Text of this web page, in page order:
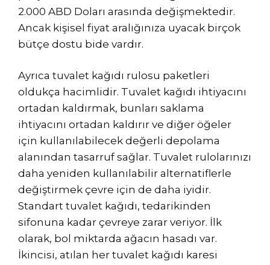
2.000 ABD Doları arasında değişmektedir.
Ancak kişisel fiyat aralığınıza uyacak birçok
bütçe dostu bide vardır.
Ayrıca tuvalet kağıdı rulosu paketleri
oldukça hacimlidir. Tuvalet kağıdı ihtiyacını
ortadan kaldırmak, bunları saklama
ihtiyacını ortadan kaldırır ve diğer öğeler
için kullanılabilecek değerli depolama
alanından tasarruf sağlar. Tuvalet rulolarınızı
daha yeniden kullanılabilir alternatiflerle
değiştirmek çevre için de daha iyidir.
Standart tuvalet kağıdı, tedarikinden
sifonuna kadar çevreye zarar veriyor. İlk
olarak, bol miktarda ağacın hasadı var.
İkincisi, atılan her tuvalet kağıdı karesi